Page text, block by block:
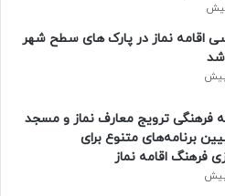
اقامه نماز در پارک های سطح شهر
شد
فرهنگی ترویج معارف نماز و مسجد
برنامه‌های متنوع برای
فرهنگ اقامه نماز